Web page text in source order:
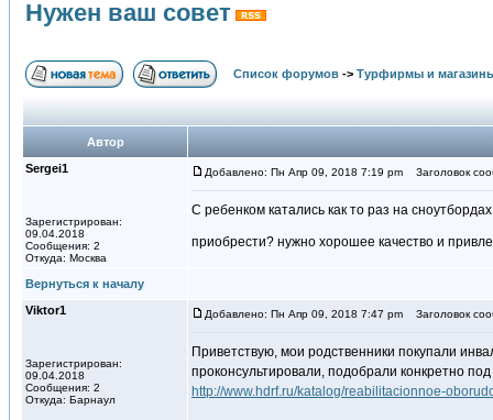
Нужен ваш совет
Список форумов -> Турфирмы и
Автор
Sergei1
Зарегистрирован:
09.04.2018
Сообщения: 2
Откуда: Москва
Добавлено: Пн Апр 09, 2018 7:19 pm Заголовок
С ребенком катались как то раз на
приобрести? нужно хорошее качество и
Вернуться к началу
Viktor1
Зарегистрирован:
09.04.2018
Сообщения: 2
Откуда: Барнаул
Добавлено: Пн Апр 09, 2018 7:47 pm Заголовок
Приветствую, мои родственники покупали
проконсультировали, подобрали конкретно
http://www.hdrf.ru/katalog/reabilitacionnoe-